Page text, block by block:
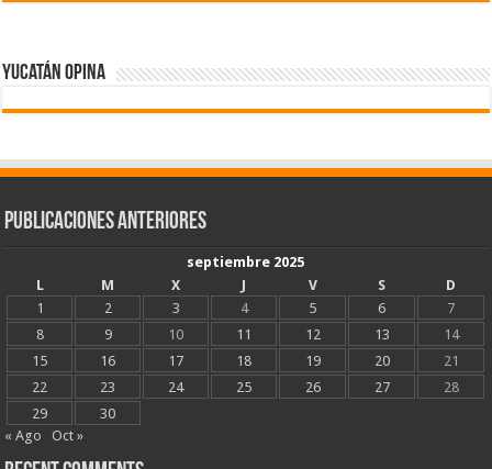
Yucatán Opina
Publicaciones Anteriores
septiembre 2025
L
M X J V S
D
1
2 3 4 5 6
7
8
9 10 11 12 13
14
15
16 17 18 19 20
21
22
23 24 25 26 27
28
29
30
« Ago
Oct »